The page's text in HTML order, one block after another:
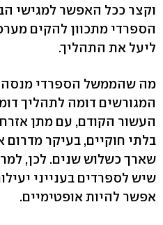
וקצר ככל האפשר למגישי
הספרדי מתכוון להקים
ליעל את התהליך.
מה שהממשל הספרדי מנסה
המגורשים דומה לתהליך
העשור הקודם, עם מתן
בלתי חוקיים, בעיקר
שארך כשלוש שנים. לכן,
שיש לספרדים בענייני
אפשר להיות אופטימיים.